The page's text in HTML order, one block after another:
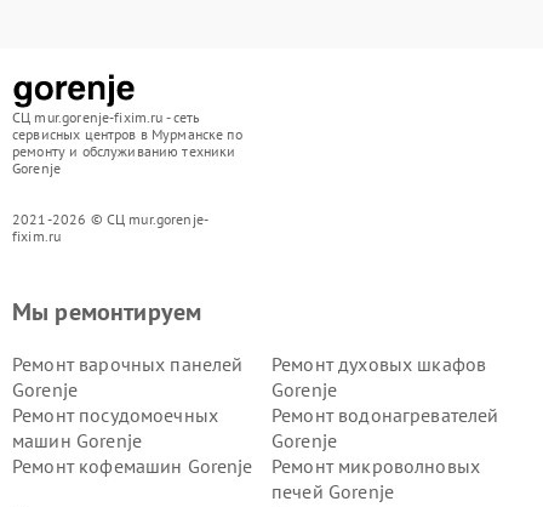
СЦ mur.gorenje-fixim.ru - сеть
сервисных центров в Мурманске по
ремонту и обслуживанию техники
Gorenje
2021-2026 © СЦ mur.gorenje-
fixim.ru
Мы ремонтируем
Ремонт варочных панелей
Gorenje
Ремонт духовых шкафов
Gorenje
Ремонт посудомоечных
машин Gorenje
Ремонт водонагревателей
Gorenje
Ремонт кофемашин Gorenje
Ремонт микроволновых
печей Gorenje